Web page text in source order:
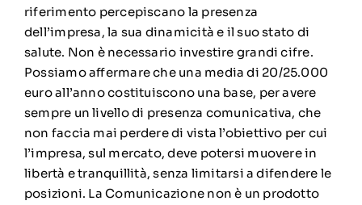
riferimento percepiscano la presenza
dell’impresa, la sua dinamicità e il suo stato di
salute. Non è necessario investire grandi cifre.
Possiamo affermare che una media di 20/25.000
euro all’anno costituiscono una base, per avere
sempre un livello di presenza comunicativa, che
non faccia mai perdere di vista l’obiettivo per cui
l’impresa, sul mercato, deve potersi muovere in
libertà e tranquillità, senza limitarsi a difendere le
posizioni. La Comunicazione non è un prodotto